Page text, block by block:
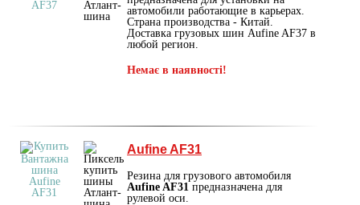
автомобили работающие в карьерах.
Страна производства - Китай.
Доставка грузовых шин Aufine AF37 в
любой регион.
Немає в наявності!
Aufine AF31
Резина для грузового автомобиля
Aufine AF31 предназначена для
рулевой оси.